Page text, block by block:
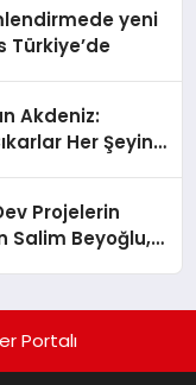
yeni
Türkiye’de
Akdeniz:
Her Şeyin
Projelerin
Salim Beyoğlu,
Portalı